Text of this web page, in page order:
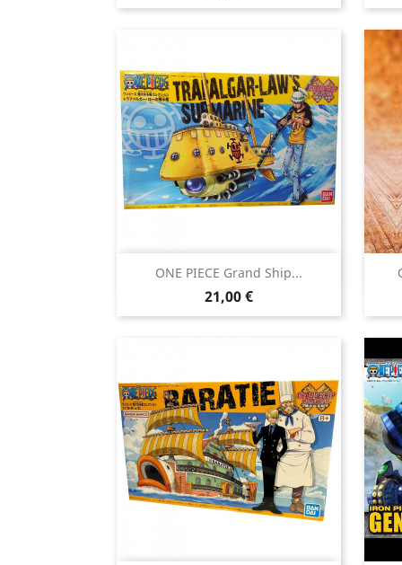
ONE PIECE Grand Ship...
Prix
21,00 €
Aperçu rapide